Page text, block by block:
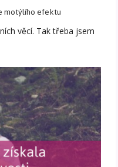
motýlího efektu
věcí. Tak třeba jsem